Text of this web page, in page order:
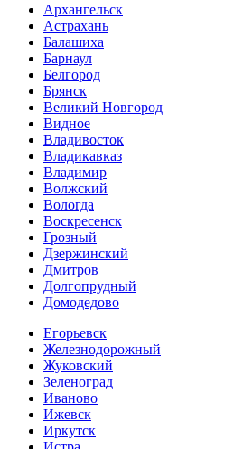
Архангельск
Астрахань
Балашиха
Барнаул
Белгород
Брянск
Великий Новгород
Видное
Владивосток
Владикавказ
Владимир
Волжский
Вологда
Воскресенск
Грозный
Дзержинский
Дмитров
Долгопрудный
Домодедово
Егорьевск
Железнодорожный
Жуковский
Зеленоград
Иваново
Ижевск
Иркутск